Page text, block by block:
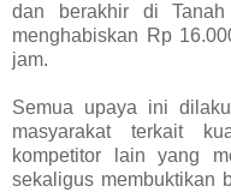
dan berakhir di
menghabiskan Rp
jam.
Semua upaya ini
masyarakat terkait
kompetitor lain yang
sekaligus membuktikan